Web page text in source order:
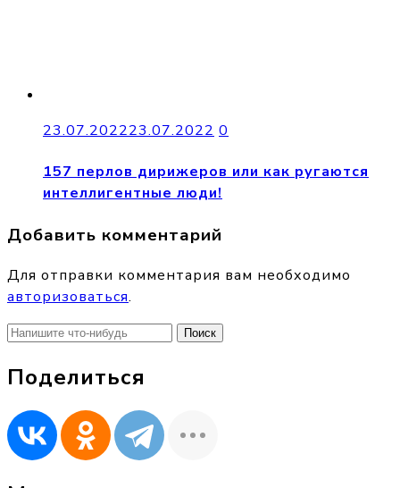
23.07.202223.07.2022 0
157 перлов дирижеров или как ругаются
интеллигентные люди!
Добавить комментарий
Для отправки комментария вам необходимо
авторизоваться.
Найти:
Поделиться